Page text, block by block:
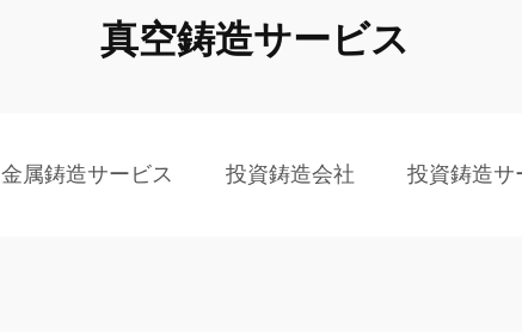
真空鋳造サービス
金属鋳造サービス 投資鋳造会社 投資鋳造サ